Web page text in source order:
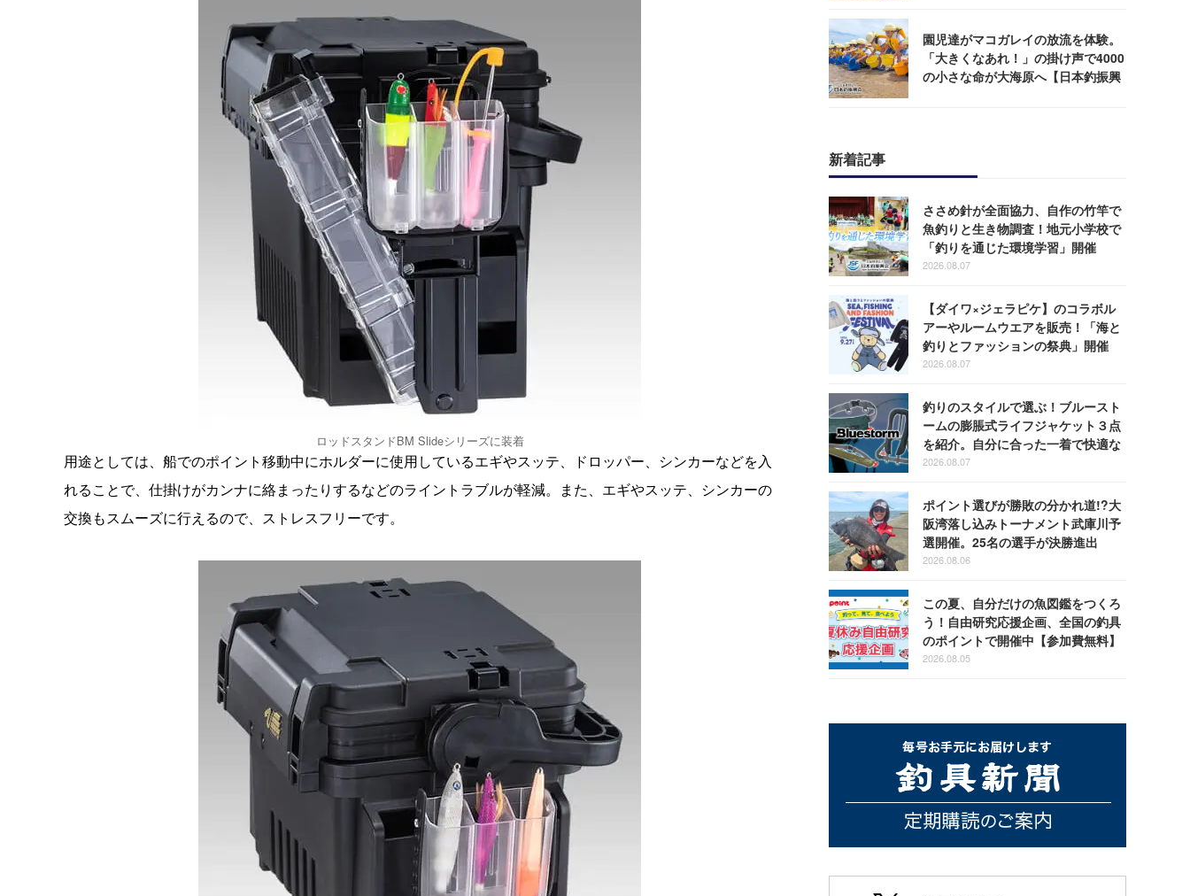
ロッドスタンドBM Slideシリーズに装着
用途としては、船でのポイント移動中にホルダーに使用しているエギやスッテ、ドロッパー、シンカーなどを入
れることで、仕掛けがカンナに絡まったりするなどのライントラブルが軽減。また、エギやスッテ、シンカーの
交換もスムーズに行えるので、ストレスフリーです。
園児達がマコガレイの放流を体験。
「大きくなあれ！」の掛け声で4000
の小さな命が大海原へ【日本釣振興
新着記事
ささめ針が全面協力、自作の竹竿で
魚釣りと生き物調査！地元小学校で
「釣りを通じた環境学習」開催
2026.08.07
【ダイワ×ジェラピケ】のコラボル
アーやルームウエアを販売！「海と
釣りとファッションの祭典」開催
2026.08.07
釣りのスタイルで選ぶ！ブルースト
ームの膨脹式ライフジャケット３点
を紹介。自分に合った一着で快適な
釣りを
2026.08.07
ポイント選びが勝敗の分かれ道!?大
阪湾落し込みトーナメント武庫川予
選開催。25名の選手が決勝進出
2026.08.06
この夏、自分だけの魚図鑑をつくろ
う！自由研究応援企画、全国の釣具
のポイントで開催中【参加費無料】
2026.08.05